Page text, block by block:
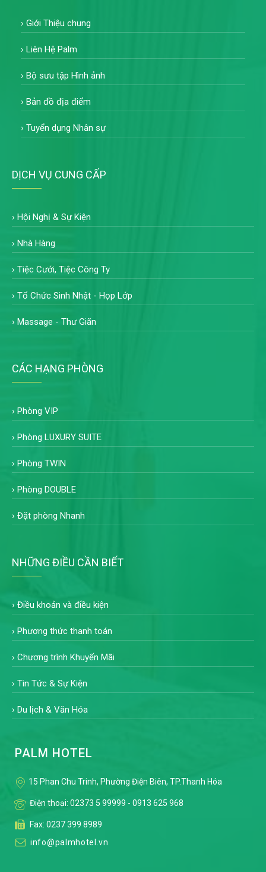
› Giới Thiệu chung
› Liên Hệ Palm
› Bộ sưu tập Hình ảnh
› Bản đồ địa điểm
› Tuyển dụng Nhân sự
DỊCH VỤ CUNG CẤP
› Hội Nghị & Sự Kiện
› Nhà Hàng
› Tiệc Cưới, Tiệc Công Ty
› Tổ Chức Sinh Nhật - Họp Lớp
› Massage - Thư Giãn
CÁC HẠNG PHÒNG
› Phòng VIP
› Phòng LUXURY SUITE
› Phòng TWIN
› Phòng DOUBLE
› Đặt phòng Nhanh
NHỮNG ĐIỀU CẦN BIẾT
› Điều khoản và điều kiện
› Phương thức thanh toán
› Chương trình Khuyến Mãi
› Tin Tức & Sự Kiện
› Du lịch & Văn Hóa
PALM HOTEL
15 Phan Chu Trinh, Phường Điện Biên, TP.Thanh Hóa
Điện thoại: 02373 5 99999 - 0913 625 968
Fax: 0237 399 8989
info@palmhotel.vn